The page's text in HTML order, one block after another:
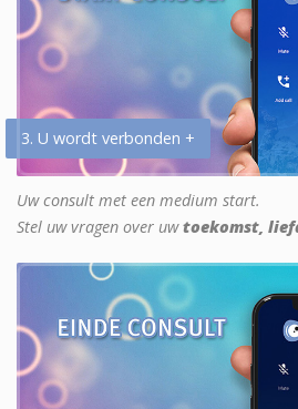
3. U wordt verbonden +
Uw consult met een medium start.
Stel uw vragen over uwtoekomst,